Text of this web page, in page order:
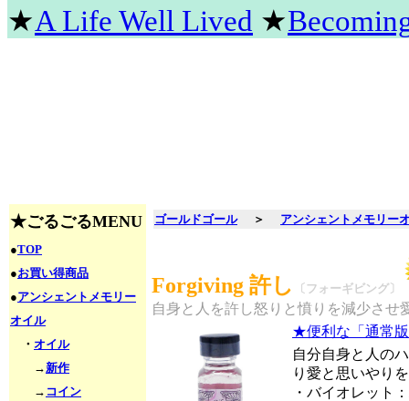
★A Life Well Lived ★
★ごるごるMENU
●TOP
●お買い得商品
●アンシェントメモリー
オイル
・ オイル
→新作
→ コイン
ゴールドゴール ＞ アンシェントメモリー
Forgiving 許し 〔フォーギビング〕
自身と人を許し怒りと憤りを減少させ
★便利な「通常
自分自身と人の
り愛と思いやり
・バイオレット